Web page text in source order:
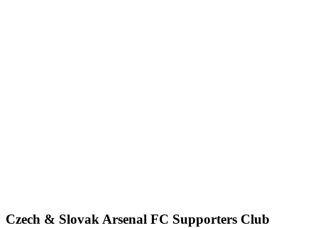
Czech & Slovak Arsenal FC Supporters Club